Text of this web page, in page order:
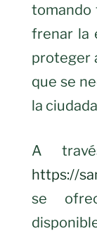
tomando
frenar la
proteger
que se
la
A
https://
se